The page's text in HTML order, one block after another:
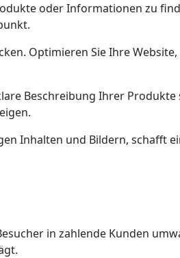
oder Informationen zu
Optimieren Sie Ihre
Beschreibung Ihrer Produkte
Inhalten und Bildern, schafft
in zahlende Kunden